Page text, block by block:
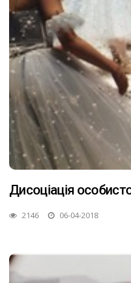
Дисоціація
2146 06-04-2018